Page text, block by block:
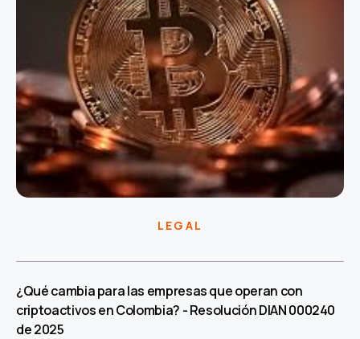
LEGAL
¿Qué cambia para las empresas que operan con
criptoactivos en Colombia? - Resolución DIAN 000240
de 2025